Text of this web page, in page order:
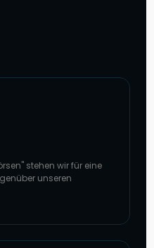
stehen wir für eine
unseren